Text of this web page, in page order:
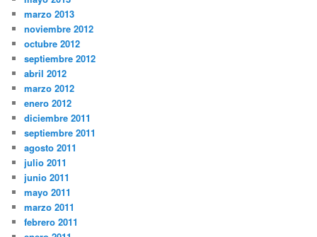
marzo 2013
noviembre 2012
octubre 2012
septiembre 2012
abril 2012
marzo 2012
enero 2012
diciembre 2011
septiembre 2011
agosto 2011
julio 2011
junio 2011
mayo 2011
marzo 2011
febrero 2011